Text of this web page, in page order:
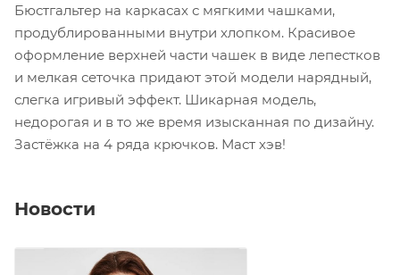
Бюстгальтер на каркасах с мягкими чашками,
продублированными внутри хлопком. Красивое
оформление верхней части чашек в виде лепестков
и мелкая сеточка придают этой модели нарядный,
слегка игривый эффект. Шикарная модель,
недорогая и в то же время изысканная по дизайну.
Застёжка на 4 ряда крючков. Маст хэв!
Новости